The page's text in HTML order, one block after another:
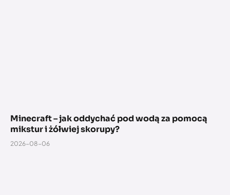
Minecraft – jak oddychać pod wodą za pomocą
mikstur i żółwiej skorupy?
2026-08-06